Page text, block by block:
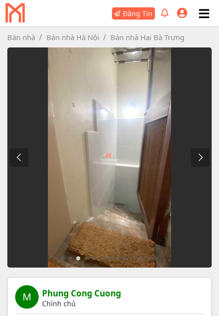
Đăng Tin
Bán nhà Bán nhà Hà Nội Bán nhà Hai Bà Trưng
M Phung Cong Cuong
Chính chủ